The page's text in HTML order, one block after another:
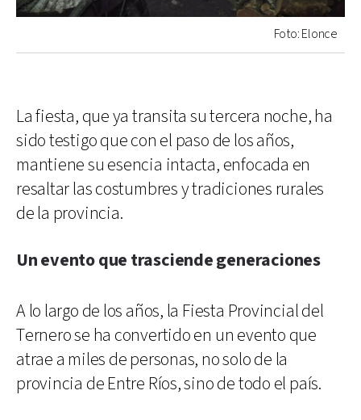
Foto: Elonce
La fiesta, que ya transita su tercera noche, ha
sido testigo que con el paso de los años,
mantiene su esencia intacta, enfocada en
resaltar las costumbres y tradiciones rurales
de la provincia.
Un evento que trasciende generaciones
A lo largo de los años, la Fiesta Provincial del
Ternero se ha convertido en un evento que
atrae a miles de personas, no solo de la
provincia de Entre Ríos, sino de todo el país.